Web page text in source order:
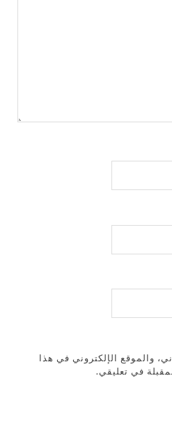
والموقع الإلكتروني في هذا
في تعليقي.